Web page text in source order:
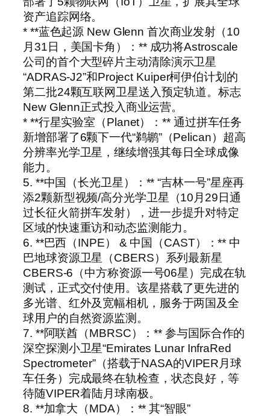
资产追踪网络。
* **蓝色起源 New Glenn 首次商业发射（10
月31日，美国卡角）：** 成功将Astroscale
公司的首个大型碎片主动清除演示卫星
“ADRAS-J2”和Project Kuiper柯伊伯计划的
第二批24颗互联网卫星送入预定轨道。标志
New Glenn正式投入商业运营。
* **行星实验室（Planet）：** 通过拼车任务
新增部署了6颗下一代“鹈鹕”（Pelican）超高
分辨率光学卫星，继续增强其每日全球成像
能力。
5. **中国（长光卫星）：** “吉林一号”星座再
添2颗新型视频/高分光学卫星（10月29日通
过长征火箭拼车发射），进一步提升对特定
区域的快速重访和动态监测能力。
6. **巴西（INPE） & 中国（CAST）：** 中
巴地球资源卫星（CBERS）系列最新星
CBERS-6（中方称资源一号06星）完成在轨
测试，正式交付使用。该星搭载了更先进的
多光谱、红外及宽幅相机，服务于两国及全
球用户的自然资源监测。
7. **阿联酋（MBRSC）：** 参与国际合作的
深空探测小卫星“Emirates Lunar InfraRed
Spectrometer”（搭载于NASA的VIPER月球
车任务）完成最终在轨检查，状态良好，等
待随VIPER着陆月球南极。
8. **加拿大（MDA）：** 其“智眼”